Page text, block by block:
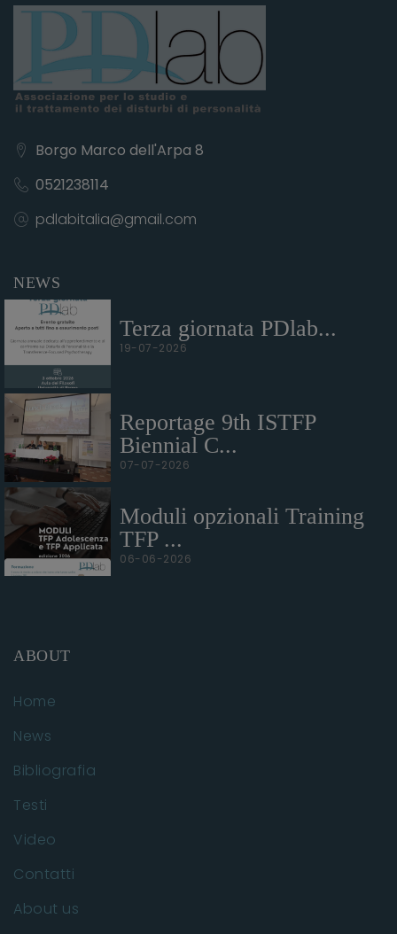
Borgo Marco dell'Arpa 8
0521238114
pdlabitalia@gmail.com
NEWS
Terza giornata PDlab...
19-07-2026
Reportage 9th ISTFP
Biennial C...
07-07-2026
Moduli opzionali Training
TFP ...
06-06-2026
ABOUT
Home
News
Bibliografia
Testi
Video
Contatti
About us